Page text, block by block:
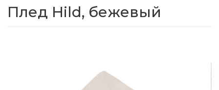
Плед Hild, бежевый